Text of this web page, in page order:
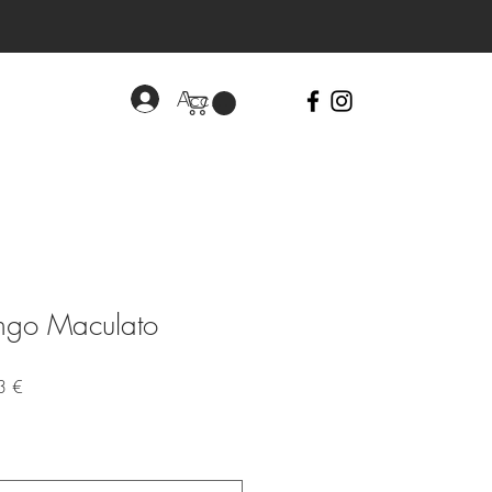
Accedi
Maculato
€